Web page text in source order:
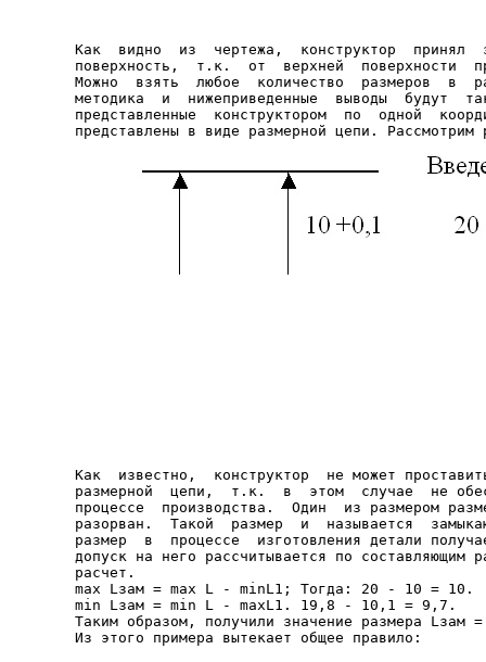
Как  видно  из  чертежа,  конструктор  принял
поверхность,  т.к.  от  верхней  поверхности
Можно  взять  любое  количество  размеров  в
методика  и  нижеприведенные  выводы  будут
представленные  конструктором  по  одной
представлены в виде размерной цепи. Рассмотрим
Как  известно,  конструктор  не может
размерной  цепи,  т.к.  в  этом  случае  не
процессе  производства.  Один  из размером
разорван.  Такой  размер  и  называется
размер  в  процессе  изготовления детали
допуск на него рассчитывается по составляющим
расчет.
max Lзам = max L - minL1; Тогда: 20 - 10 = 10.
min Lзам = min L - maxL1. 19,8 - 10,1 = 9,7.
Таким образом, получили значение размера
Из этого примера вытекает общее правило: